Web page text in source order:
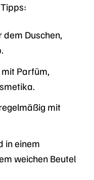
Duschen,
Parfüm,
mit
in einem
weichen Beutel